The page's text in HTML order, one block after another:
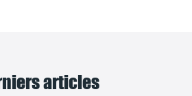
articles